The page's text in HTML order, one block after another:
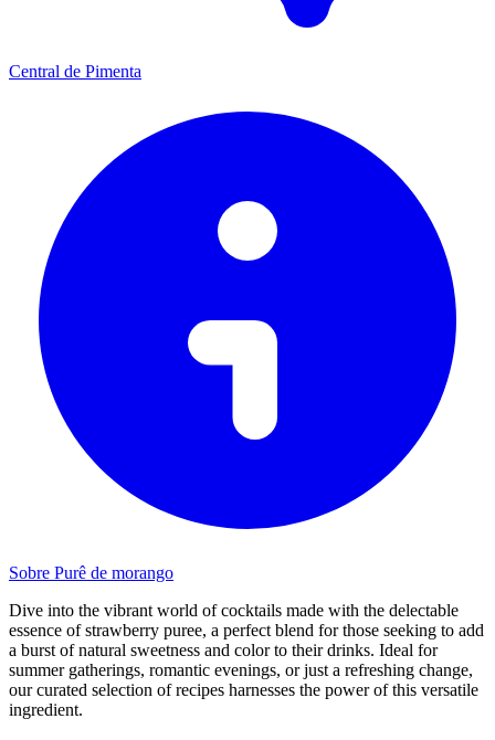
Central de Pimenta
Sobre Purê de morango
Dive into the vibrant world of cocktails made with the delectable
essence of strawberry puree, a perfect blend for those seeking to add
a burst of natural sweetness and color to their drinks. Ideal for
summer gatherings, romantic evenings, or just a refreshing change,
our curated selection of recipes harnesses the power of this versatile
ingredient.